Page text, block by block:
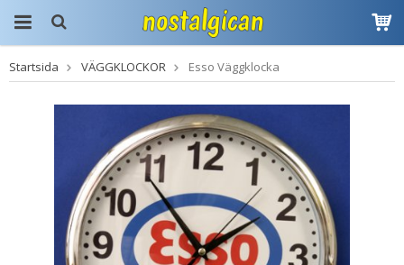
Produkten har blivit
tillagd i varukorgen
Startsida VÄGGKLOCKOR Esso Väggklocka